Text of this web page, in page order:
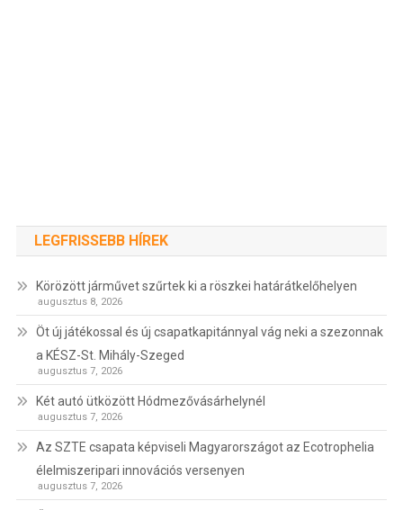
LEGFRISSEBB HÍREK
Körözött járművet szűrtek ki a röszkei határátkelőhelyen
augusztus 8, 2026
Öt új játékossal és új csapatkapitánnyal vág neki a szezonnak
a KÉSZ-St. Mihály-Szeged
augusztus 7, 2026
Két autó ütközött Hódmezővásárhelynél
augusztus 7, 2026
Az SZTE csapata képviseli Magyarországot az Ecotrophelia
élelmiszeripari innovációs versenyen
augusztus 7, 2026